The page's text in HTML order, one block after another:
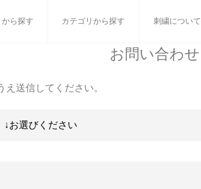
から探す カテゴリから探す 刺繍について
タオル雑貨
お問い合わせ
送信してください。